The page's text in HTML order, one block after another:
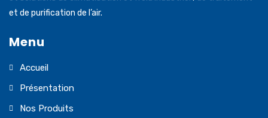
et de purification de l’air.
Menu
Accueil
Présentation
Nos Produits